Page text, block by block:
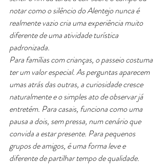
notar como o silêncio do Alentejo nunca é
realmente vazio cria uma experiência muito
diferente de uma atividade turística
padronizada.
Para famílias com crianças, o passeio costuma
ter um valor especial. As perguntas aparecem
umas atrás das outras, a curiosidade cresce
naturalmente e o simples ato de observar já
entretém. Para casais, funciona como uma
pausa a dois, sem pressa, num cenário que
convida a estar presente. Para pequenos
grupos de amigos, é uma forma leve e
diferente de partilhar tempo de qualidade.